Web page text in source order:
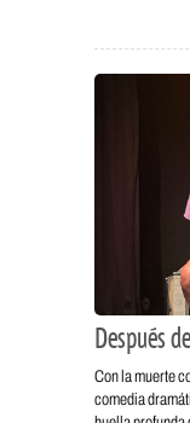
Después
Con la muerte
comedia